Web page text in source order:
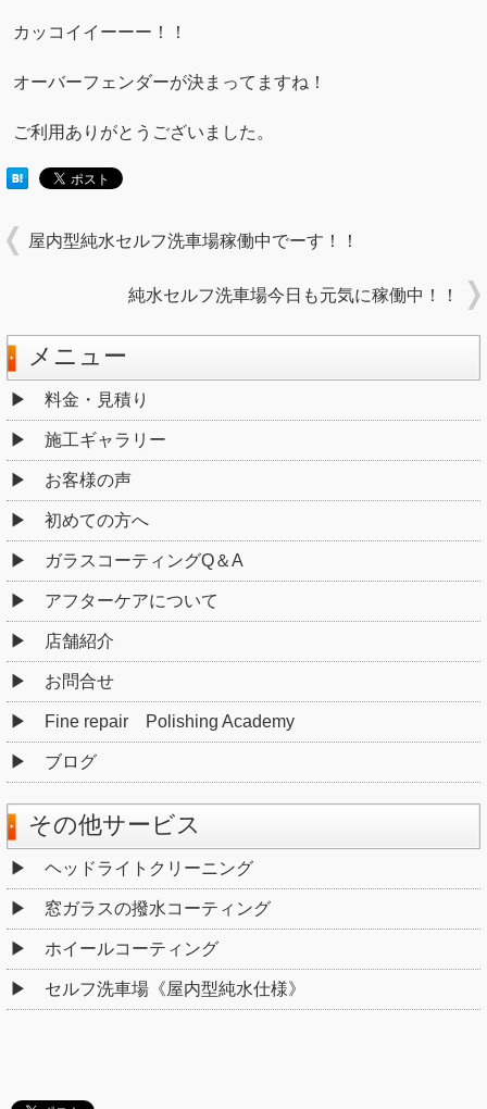
カッコイイーーー！！
オーバーフェンダーが決まってますね！
ご利用ありがとうございました。
屋内型純水セルフ洗車場稼働中でーす！！
純水セルフ洗車場今日も元気に稼働中！！
メニュー
料金・見積り
施工ギャラリー
お客様の声
初めての方へ
ガラスコーティングQ＆A
アフターケアについて
店舗紹介
お問合せ
Fine repair Polishing Academy
ブログ
その他サービス
ヘッドライトクリーニング
窓ガラスの撥水コーティング
ホイールコーティング
セルフ洗車場《屋内型純水仕様》